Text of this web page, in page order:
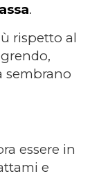
.
rispetto al
sembrano
essere in
e